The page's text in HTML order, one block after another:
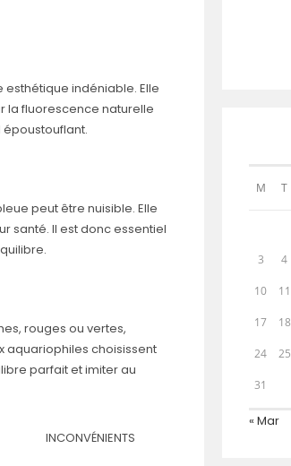
indéniable. Elle
la fluorescence naturelle
peut être nuisible. Elle
santé. Il est donc essentiel
rouges ou vertes,
aquariophiles choisissent
parfait et imiter au
INCONVÉNIENTS
M T
3 4
10 11
17 18
24 25
31
« Mar